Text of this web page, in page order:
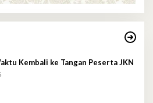
Kembali ke Tangan Peserta JKN